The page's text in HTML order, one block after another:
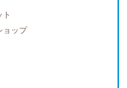
ョップ